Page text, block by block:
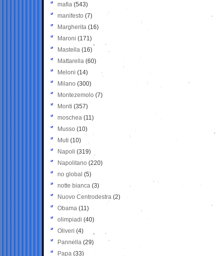
mafia (543)
manifesto (7)
Margherita (16)
Maroni (171)
Mastella (16)
Mattarella (60)
Meloni (14)
Milano (300)
Montezemolo (7)
Monti (357)
moschea (11)
Musso (10)
Muti (10)
Napoli (319)
Napolitano (220)
no global (5)
notte bianca (3)
Nuovo Centrodestra (2)
Obama (11)
olimpiadi (40)
Oliveri (4)
Pannella (29)
Papa (33)